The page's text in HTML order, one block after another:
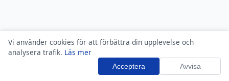
Vi använder cookies för att förbättra din upplevelse och
analysera trafik. Läs mer
Acceptera Avvisa